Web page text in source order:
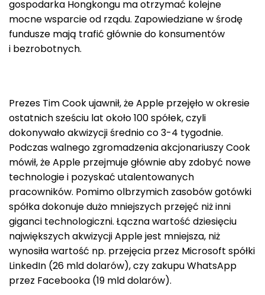
gospodarka Hongkongu ma otrzymać kolejne
mocne wsparcie od rządu. Zapowiedziane w środę
fundusze mają trafić głównie do konsumentów
i bezrobotnych.
Prezes Tim Cook ujawnił, że Apple przejęło w okresie
ostatnich sześciu lat około 100 spółek, czyli
dokonywało akwizycji średnio co 3-4 tygodnie.
Podczas walnego zgromadzenia akcjonariuszy Cook
mówił, że Apple przejmuje głównie aby zdobyć nowe
technologie i pozyskać utalentowanych
pracowników. Pomimo olbrzymich zasobów gotówki
spółka dokonuje dużo mniejszych przejęć niż inni
giganci technologiczni. Łączna wartość dziesięciu
największych akwizycji Apple jest mniejsza, niż
wynosiła wartość np. przejęcia przez Microsoft spółki
LinkedIn (26 mld dolarów), czy zakupu WhatsApp
przez Facebooka (19 mld dolarów).